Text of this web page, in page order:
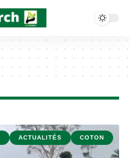
ACTUALITÉS COTON